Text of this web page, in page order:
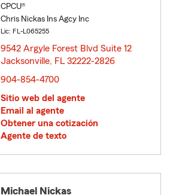
CPCU®
Chris Nickas Ins Agcy Inc
Lic: FL-L065255
9542 Argyle Forest Blvd Suite 12
Jacksonville, FL 32222-2826
904-854-4700
Sitio web del agente
Email al agente
Obtener una cotización
Agente de texto
Michael Nickas